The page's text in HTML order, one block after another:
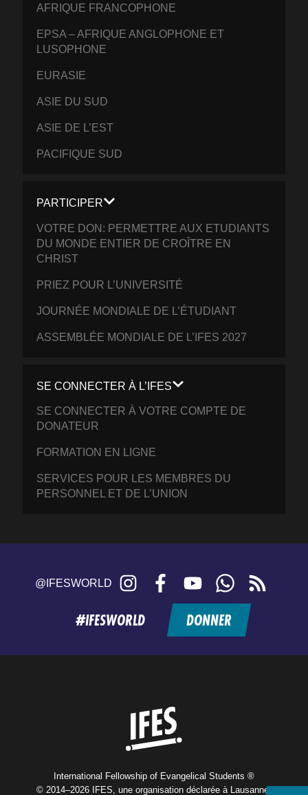
AFRIQUE FRANCOPHONE
EPSA – AFRIQUE ANGLOPHONE ET
LUSOPHONE
EURASIE
ASIE DU SUD
ASIE DE L’EST
PACIFIQUE SUD
PARTICIPER
VOTRE DON: PERMETTRE AUX ETUDIANTS
DU MONDE ENTIER DE CROÎTRE EN
CHRIST
PRIEZ POUR L’UNIVERSITÉ
JOURNÉE MONDIALE DE L’ÉTUDIANT
ASSEMBLÉE MONDIALE DE L’IFES 2027
SE CONNECTER À L’IFES
SE CONNECTER À VOTRE COMPTE DE
DONATEUR
FORMATION EN LIGNE
SERVICES POUR LES MEMBRES DU
PERSONNEL ET DE L’UNION
@IFESWORLD Instagram FacebookYouTubeWhatsApp
feed
#IFESWORLD DONNER
International Fellowship of Evangelical Students ®
© 2014–2026 IFES, une organisation déclarée à Lausanne,